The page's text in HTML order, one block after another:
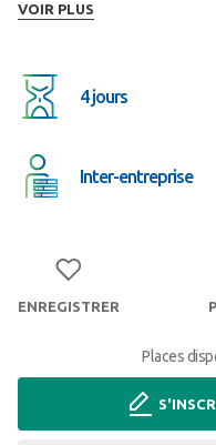
VOIR PLUS
4 jours
Inter-entreprise
ENREGISTRER
Places